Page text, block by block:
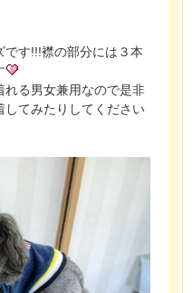
す!!!襟の部分には３本
れる男女兼用なので是非
てみたりしてください